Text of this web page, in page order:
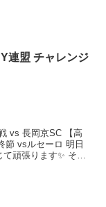
連盟 チャレンジ
vs 長岡京SC 【高
節 vsルセーロ 明日
て頑張ります✨ そし